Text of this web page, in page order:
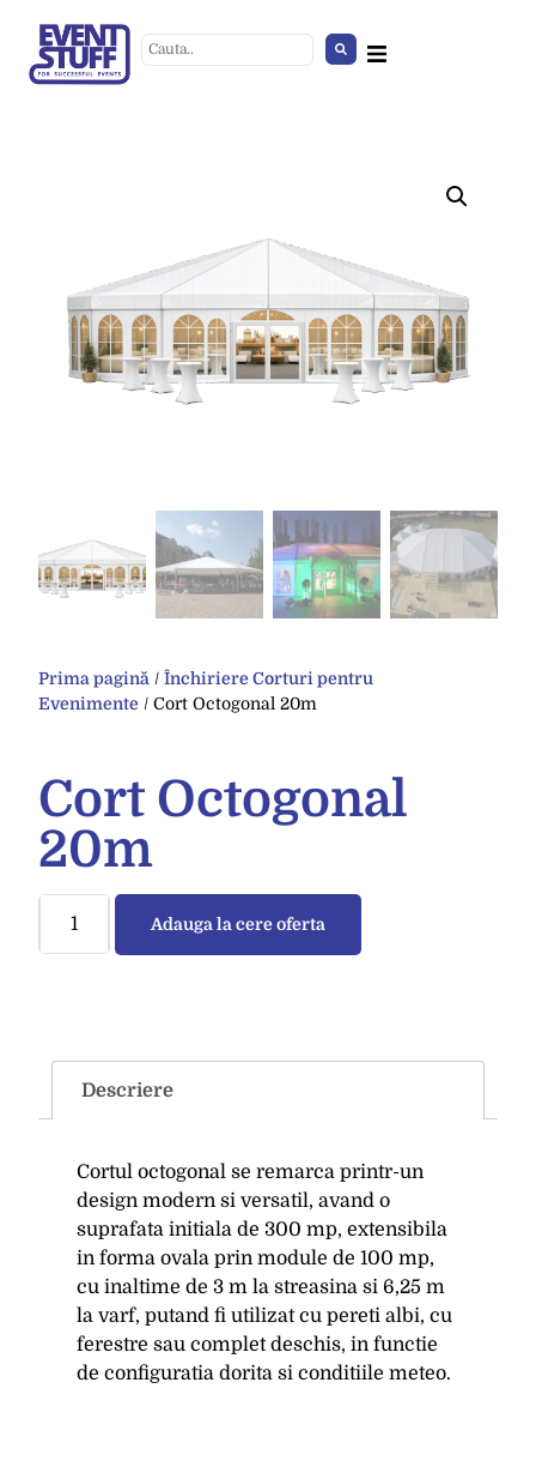
Prima pagină / Închiriere Corturi pentru
Evenimente / Cort Octogonal 20m
Cort Octogonal
20m
Adauga la cere oferta
Descriere
Cortul octogonal se remarca printr-un
design modern si versatil, avand o
suprafata initiala de 300 mp, extensibila
in forma ovala prin module de 100 mp,
cu inaltime de 3 m la streasina si 6,25 m
la varf, putand fi utilizat cu pereti albi, cu
ferestre sau complet deschis, in functie
de configuratia dorita si conditiile meteo.
Vesela